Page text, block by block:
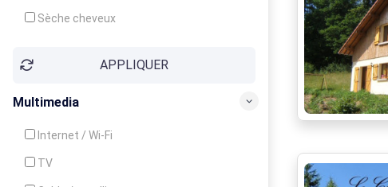
Sèche cheveux
APPLIQUER
Multimedia
Internet / Wi-Fi
TV